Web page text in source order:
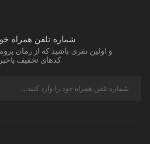
شماره تلفن همراه
و اولین نفری باشید که از زمان
کدهای تخفیف